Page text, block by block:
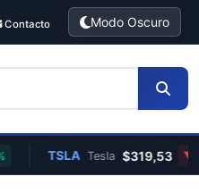
Contacto Modo Oscuro
TSLA Tesla $319,53